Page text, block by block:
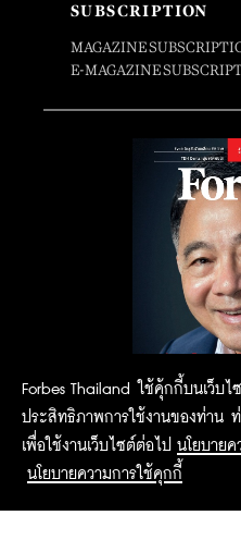
Forbes Thailand ใช้คุ้กกี้บนเว็บไ
ประสิทธิภาพการใช้งานของท่าน
เพื่อใช้งานเว็บไซต์ต่อไป นโยบายค
นโยบายความการใช้คุกกี้
SUBSCRIPTION
MAGAZINE
E-MAGAZINE
2015